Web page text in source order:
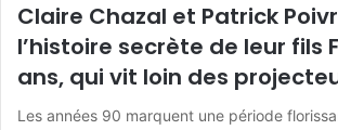
Claire Chazal et Patrick
l’histoire secrète de leur fils
ans, qui vit loin des
Les années 90 marquent une période